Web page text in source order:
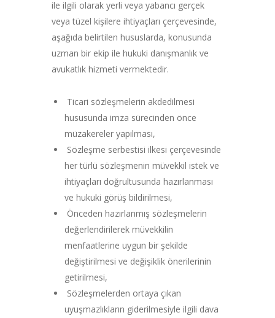
ile ilgili olarak yerli veya yabancı gerçek
veya tüzel kişilere ihtiyaçları çerçevesinde,
aşağıda belirtilen hususlarda, konusunda
uzman bir ekip ile hukuki danışmanlık ve
avukatlık hizmeti vermektedir.
Ticari sözleşmelerin akdedilmesi
hususunda imza sürecinden önce
müzakereler yapılması,
Sözleşme serbestisi ilkesi çerçevesinde
her türlü sözleşmenin müvekkil istek ve
ihtiyaçları doğrultusunda hazırlanması
ve hukuki görüş bildirilmesi,
Önceden hazırlanmış sözleşmelerin
değerlendirilerek müvekkilin
menfaatlerine uygun bir şekilde
değiştirilmesi ve değişiklik önerilerinin
getirilmesi,
Sözleşmelerden ortaya çıkan
uyuşmazlıkların giderilmesiyle ilgili dava